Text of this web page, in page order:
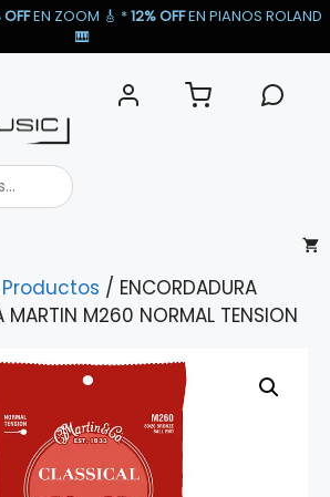
OFFEN ZOOM 🎸​ *12% OFFEN PIANOS ROLAND
🎹​
/ ENCORDADURA
MARTIN M260 NORMAL TENSION